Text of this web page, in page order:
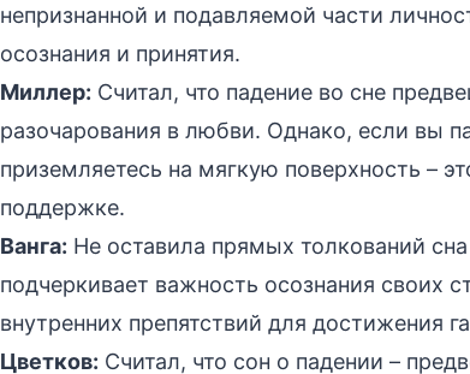
непризнанной и подавляемой части
осознания и принятия.
Миллер: Считал, что падение во сне
разочарования в любви. Однако, если вы
приземляетесь на мягкую поверхность –
поддержке.
Ванга: Не оставила прямых толкований
подчеркивает важность осознания своих
внутренних препятствий для достижения
Цветков: Считал, что сон о падении –